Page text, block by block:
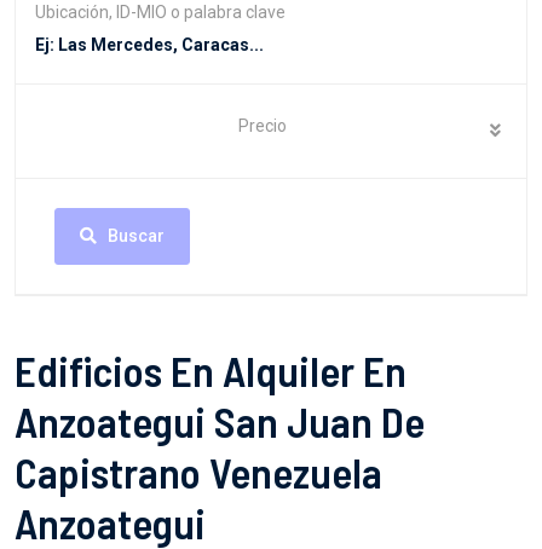
Ubicación, ID-MIO o palabra clave
Precio
Buscar
Edificios En Alquiler En
Anzoategui San Juan De
Capistrano Venezuela
Anzoategui